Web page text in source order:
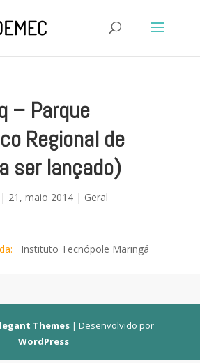
– Parque
Regional de
ser lançado)
| 21, maio 2014| Geral
Instituto Tecnópole Maringá
Themes| Desenvolvido por
WordPress